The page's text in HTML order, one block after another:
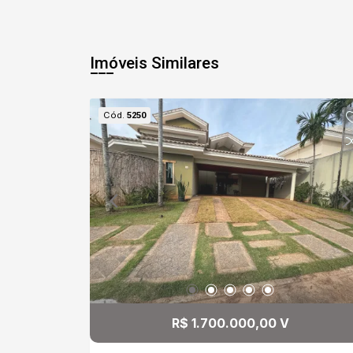
Imóveis Similares
Cód. 5250
R$ 1.700.000,00 V